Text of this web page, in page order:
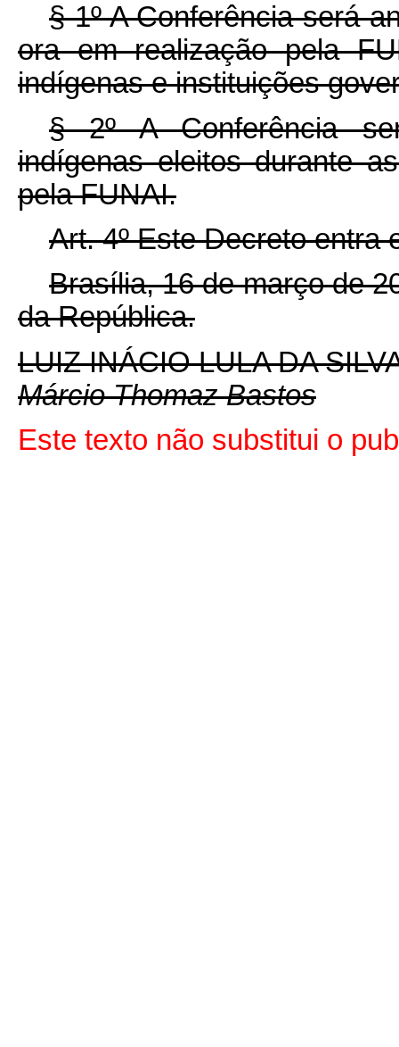
§ 1º A Conferência será
ora em realização pela
indígenas e instituições
§ 2º A Conferência
indígenas eleitos durante
pela FUNAI.
Art. 4º Este Decreto entra
Brasília, 16 de março de
da República.
LUIZ INÁCIO LULA DA
Márcio Thomaz Bastos
Este texto não substitui o